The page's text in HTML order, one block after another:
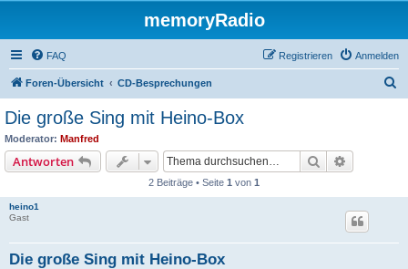
memoryRadio
FAQ Anmelden
Registrieren
Foren-Übersicht CD-Besprechungen
Die große Sing mit Heino-Box
Moderator: Manfred
Antworten Suche
2 Beiträge • Seite 1 von 1
heino1
Gast
Die große Sing mit Heino-Box